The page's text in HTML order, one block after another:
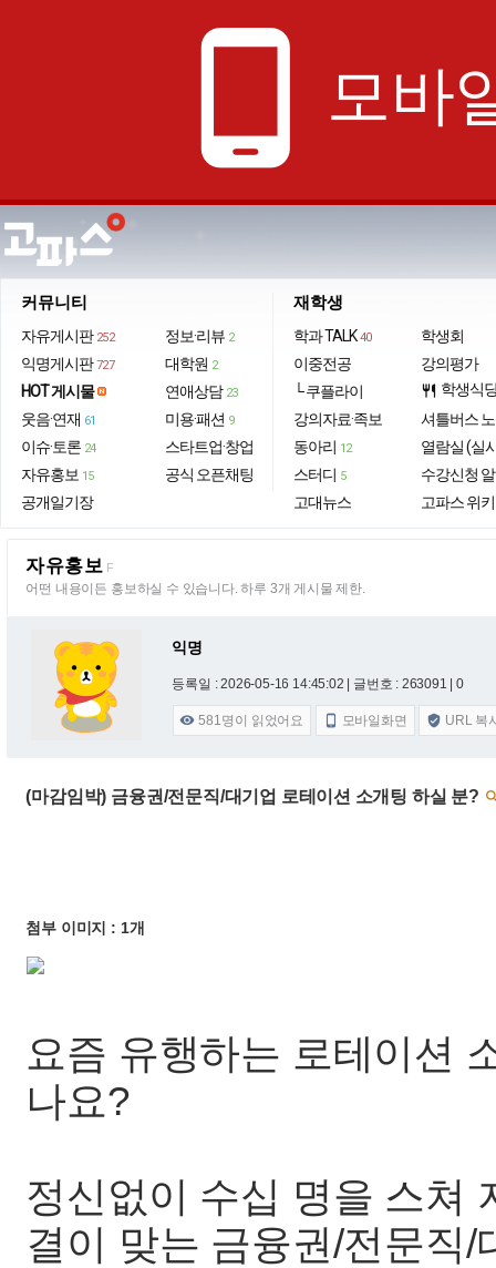
phone_android 모바
커뮤니티
자유게시판 252
익명게시판 727
HOT 게시물
웃음·연재 61
이슈·토론 24
자유홍보 15
공개일기장
정보·리뷰 2
대학원 2
연애상담 23
미용·패션 9
스타트업·창업
공식 오픈채팅
재학생
학과 TALK 40
이중전공
└ 쿠플라이
강의자료·족보
동아리 12
스터디 5
고대뉴스
학생회
강의평가
restaurant 학생식
셔틀버스
열람실 (실
수강신청
고파스 위키
자유홍보 F
어떤 내용이든 홍보하실 수 있습니다. 하루 3개 게시물 제한.
익명
등록일 : 2026-05-16 14:45:02 | 글번호 : 263091 | 0
 581명이 읽었어요  모바일화면  URL 복
(마감임박) 금융권/전문직/대기업 로테이션 소개팅 하실 분?
첨부 이미지 : 1개
요즘 유행하는 로테이션
나요?
정신없이 수십 명을 스쳐
결이 맞는 금융권/전문직